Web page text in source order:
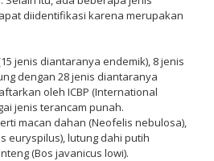
diidentifikasi karena merupakan
jenis diantaranya endemik), 8 jenis
dengan 28 jenis diantaranya
oleh ICBP (International
jenis terancam punah.
macan dahan (Neofelis nebulosa),
euryspilus), lutung dahi putih
(Bos javanicus lowi).